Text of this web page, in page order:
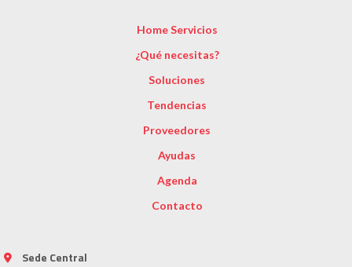
Home Servicios
¿Qué necesitas?
Soluciones
Tendencias
Proveedores
Ayudas
Agenda
Contacto
Sede Central